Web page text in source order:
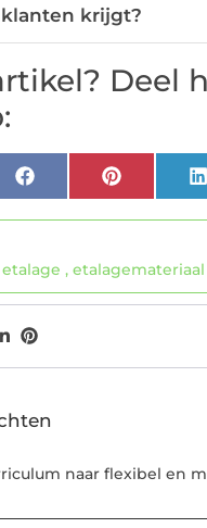
krijgt?
Deel
FacebookPinterest
etalage , etalagemateriaal
naar flexibel en